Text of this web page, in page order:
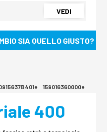
VEDI
SIA QUELLO GIUSTO?
159016360000●
400